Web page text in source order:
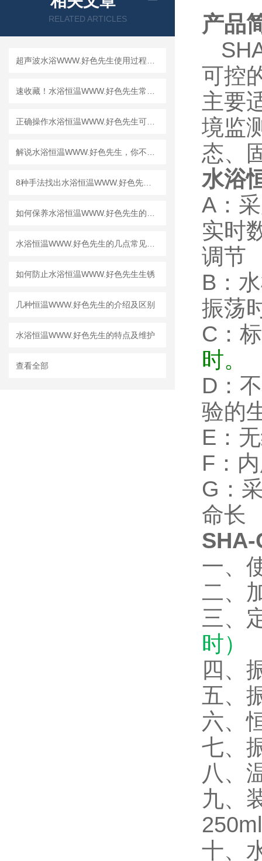
RELATED ARTICLES
如何防止水浴恒温WWW.好色先生生锈
几种恒温WWW.好色先生的介绍及区别
水浴恒温WWW.好色先生的特点及维护
查看全部
产品
可控
主要
境监
态、
水浴
A：
实时
调节
B：
振荡
C：
时。
D：
验的
E：
F：
G：
命长
SHA-
一、
二、
三、
时）
四、
五、
六、
七、
八、
九、
十、